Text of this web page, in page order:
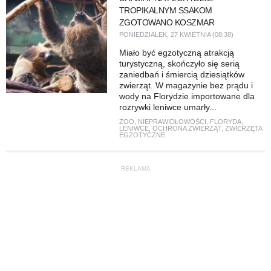
TROPIKALNYM SSAKOM
ZGOTOWANO KOSZMAR
PONIEDZIAŁEK, 27 KWIETNIA (08:38)
Miało być egzotyczną atrakcją
turystyczną, skończyło się serią
zaniedbań i śmiercią dziesiątków
zwierząt. W magazynie bez prądu i
wody na Florydzie importowane dla
rozrywki leniwce umarły...
ZOO NIEPRAWIDŁOWOŚCI FLORYDA,
LENIWCE, OCHRONA ZWIERZĄT, ZWIERZĘTA
EGZOTYCZNE
REKLAMA